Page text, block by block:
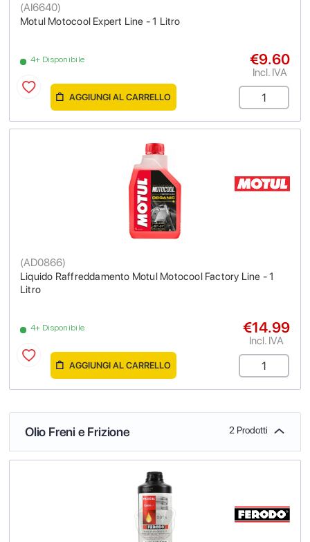
Motul Motocool Expert Line - 1 Litro
(AI6640)
4+ Disponibile €9.60
Incl. IVA
AGGIUNGI AL CARRELLO
Liquido Raffreddamento Motul Motocool Factory Line - 1
Litro
(AD0866)
4+ Disponibile €14.99
Incl. IVA
AGGIUNGI AL CARRELLO
Olio Freni e Frizione 2 Prodotti